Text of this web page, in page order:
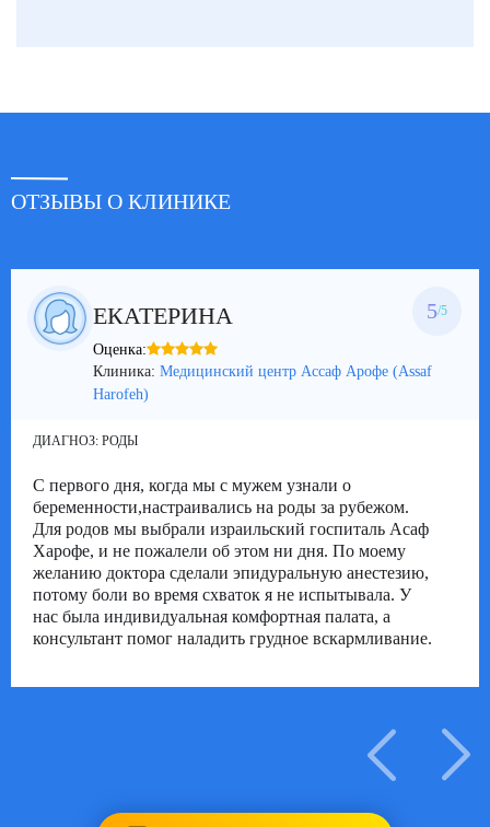
ОТЗЫВЫ О КЛИНИКЕ
ЕКАТЕРИНА 5/5
Оценка:
Клиника: Медицинский центр Ассаф Арофе (Assaf
Harofeh)
ДИАГНОЗ: РОДЫ
С первого дня, когда мы с мужем узнали о
беременности,настраивались на роды за рубежом.
Для родов мы выбрали израильский госпиталь Асаф
Харофе, и не пожалели об этом ни дня. По моему
желанию доктора сделали эпидуральную анестезию,
потому боли во время схваток я не испытывала. У
нас была индивидуальная комфортная палата, а
консультант помог наладить грудное вскармливание.